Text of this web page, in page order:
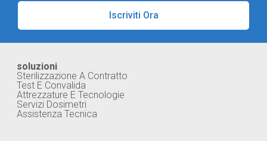
Iscriviti Ora
soluzioni
Sterilizzazione A Contratto
Test E Convalida
Attrezzature E Tecnologie
Servizi Dosimetri
Assistenza Tecnica